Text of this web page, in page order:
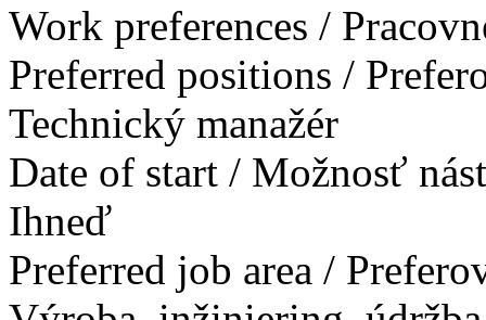
Work preferences /
Preferred positions /
Technický manažér
Date of start / Možnosť
Ihneď
Preferred job area /